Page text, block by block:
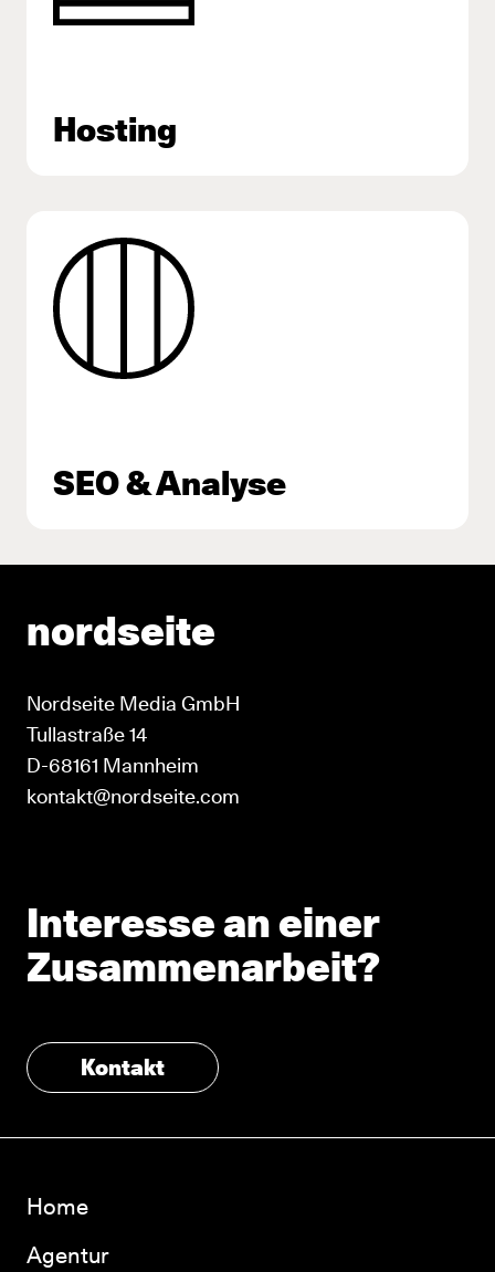
Hosting
SEO & Analyse
Interesse an einer
Zusammenarbeit?
Kontakt
nordseite
Nordseite Media GmbH
Tullastraße 14
D-68161 Mannheim
kontakt@nordseite.com
Home
Agentur